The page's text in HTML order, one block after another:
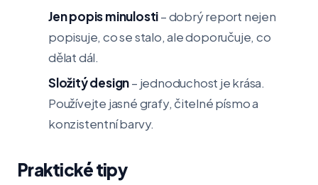
Jen popis minulosti– dobrý report nejen
popisuje, co se stalo, ale doporučuje, co
dělat dál.
Složitý design– jednoduchost je krása.
Používejte jasné grafy, čitelné písmo a
konzistentní barvy.
Praktické tipy